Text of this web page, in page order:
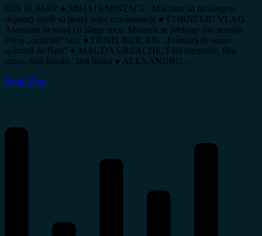
DIN SUMAR ● MIHAI EMINESCU. Mai bine să nu alegem
deputaţi decât să peară naţia românească! ● CORNELIU VLAD.
Asasinate în masă cu sânge rece. Moartea se prelinge din seringă.
Presa „centrală” tace ● DENIS BUICAN. „Frântură de soare,
spărtură de flaut” ● MAGDA URSACHE. Fără memorie, fără
cruce, fără familie, fără limbă ● ALEXANDRU…
Read More